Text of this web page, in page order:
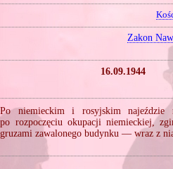
Zakon
16.09.1944
Po niemieckim i rosyjskim najeździe
po rozpoczęciu okupacji niemieckiej,
gruzami zawalonego budynku — wraz z